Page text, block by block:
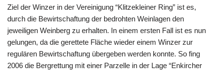
Ziel der Winzer in der Vereinigung “Klitzekleiner Ring” ist es,
durch die Bewirtschaftung der bedrohten Weinlagen den
jeweiligen Weinberg zu erhalten. In einem ersten Fall ist es nun
gelungen, da die gerettete Fläche wieder einem Winzer zur
regulären Bewirtschaftung übergeben werden konnte. So fing
2006 die Bergrettung mit einer Parzelle in der Lage “Enkircher